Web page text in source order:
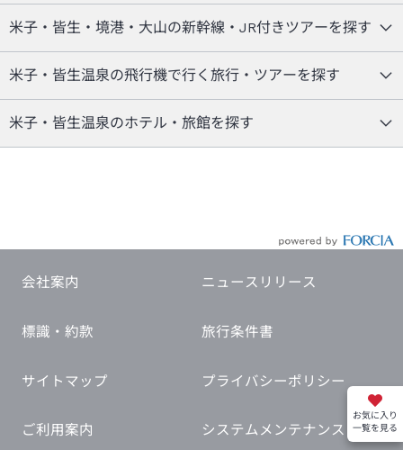
お気に入り
一覧を見る
米子・皆生・境港・大山の新幹線・JR付きツアーを探す
米子・皆生温泉の飛行機で行く旅行・ツアーを探す
米子・皆生温泉のホテル・旅館を探す
会社案内 ニュースリリース
標識・約款 旅行条件書
サイトマップ プライバシーポリシー
ご利用案内 システムメンテナンス